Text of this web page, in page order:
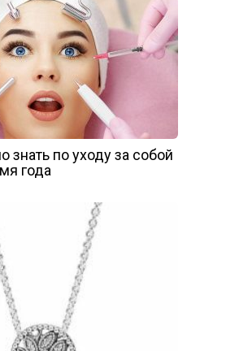
знать по уходу за собой
года